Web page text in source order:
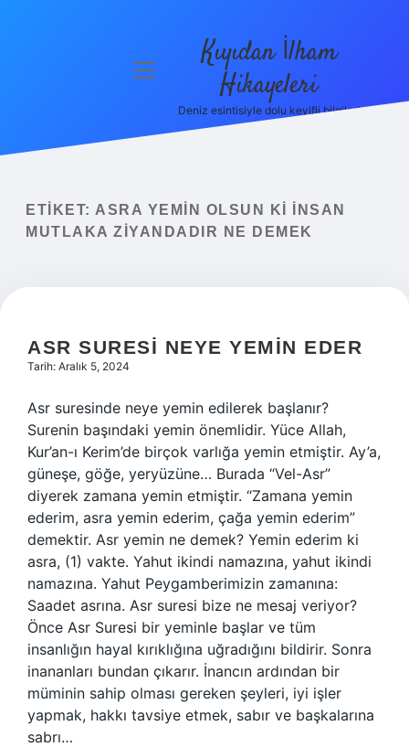
Yasal Uyarı
menüyü
Kıyıdan İlham
Hikayeleri
Deniz esintisiyle dolu keyifli bilgiler!
ETIKET: ASRA YEMIN OLSUN KI INSAN
MUTLAKA ZIYANDADIR NE DEMEK
ASR SURESI NEYE YEMIN EDER
Tarih: Aralık 5, 2024
Asr suresinde neye yemin edilerek başlanır?
Surenin başındaki yemin önemlidir. Yüce Allah,
Kur’an-ı Kerim’de birçok varlığa yemin etmiştir. Ay’a,
güneşe, göğe, yeryüzüne… Burada “Vel-Asr”
diyerek zamana yemin etmiştir. “Zamana yemin
ederim, asra yemin ederim, çağa yemin ederim”
demektir. Asr yemin ne demek? Yemin ederim ki
asra, (1) vakte. Yahut ikindi namazına, yahut ikindi
namazına. Yahut Peygamberimizin zamanına:
Saadet asrına. Asr suresi bize ne mesaj veriyor?
Önce Asr Suresi bir yeminle başlar ve tüm
insanlığın hayal kırıklığına uğradığını bildirir. Sonra
inananları bundan çıkarır. İnancın ardından bir
müminin sahip olması gereken şeyleri, iyi işler
yapmak, hakkı tavsiye etmek, sabır ve başkalarına
sabrı…